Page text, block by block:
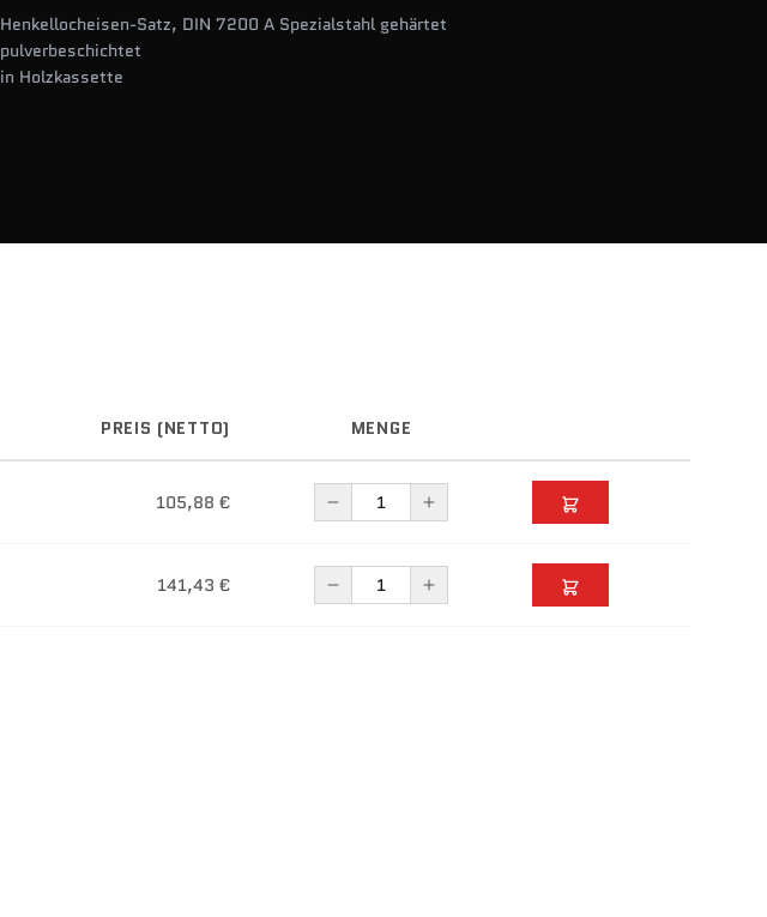
Henkellocheisen-Satz, DIN 7200 A Spezialstahl gehärtet
pulverbeschichtet
in Holzkassette
PREIS (NETTO) MENGE
105,88 €
141,43 €